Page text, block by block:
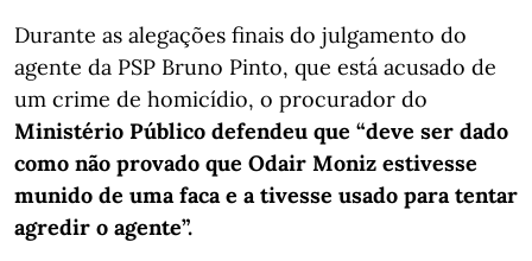
Durante as alegações finais do julgamento do
agente da PSP Bruno Pinto, que está acusado de
um crime de homicídio, o procurador do
Ministério Público defendeu que “deve ser dado
como não provado que Odair Moniz estivesse
munido de uma faca e a tivesse usado para tentar
agredir o agente”.